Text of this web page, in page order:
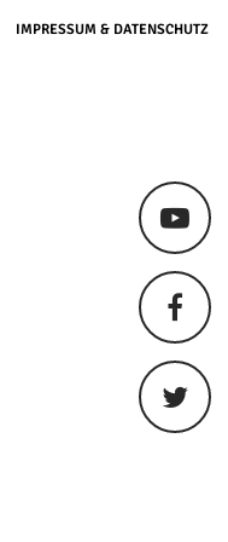
IMPRESSUM & DATENSCHUTZ